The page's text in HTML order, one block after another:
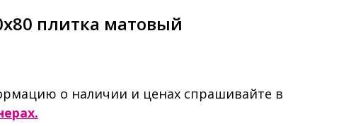
плитка матовый
о наличии и ценах спрашивайте в